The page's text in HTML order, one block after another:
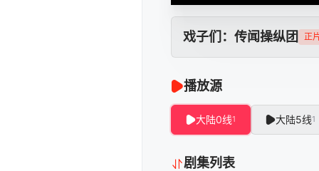
戏子们：传闻操纵团 正
播放源
大陆0线1 大陆5线1
剧集列表